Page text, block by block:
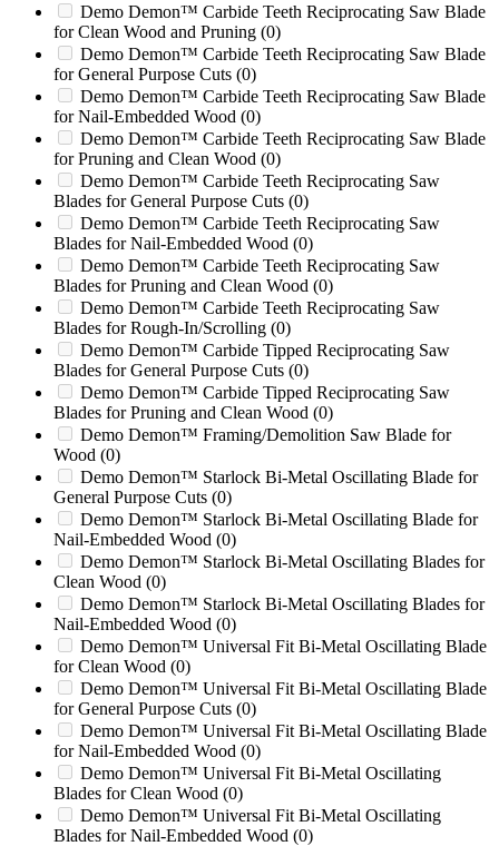
BC1400TX(0)
BC1400XL (0)
BC1500(0)
BC1800(0)
BC1800A(0)
BC1800XL(0)
BC2000(0)
BC2000XL (0)
BEEVER M15R(0)
BEEVER M15RX(0)
Beringer(0)
Blizzard
BT36(0)
BT52 (0)
C(0)
C1756SR(0)
CDF1217(0)
CDH 2442(0)
CDM2442(0)
CG2026SX(0)
CK1418
Columbus Mckinnon(0)
Compound Mark II 8-Page
Conair HD2028 (0)
Conair HD2056(0)
Conair LC28(0)
Conair LC56
Conair MC28
Conair MC56(0)
Continuous Feeder Drive(0)
Cresswood
(0)
CS1756SR(0)
Cumberland 1524(0)
Cumberland 1616(0)
Cumberland 1837(0)
Cumberland 2050(0)
Cumberland 2050 HIGH SHEAR(0)
Cumberland 24(0)
Demo Demon™ Carbide Teeth Reciprocating Saw Blade
for Clean Wood and Pruning (0)
Demo Demon™ Carbide Teeth Reciprocating Saw Blade
for General Purpose Cuts (0)
Demo Demon™ Carbide Teeth Reciprocating Saw Blade
for Nail-Embedded Wood (0)
Demo Demon™ Carbide Teeth Reciprocating Saw Blade
for Pruning and Clean Wood (0)
Demo Demon™ Carbide Teeth Reciprocating Saw
Blades for General Purpose Cuts (0)
Demo Demon™ Carbide Teeth Reciprocating Saw
Blades for Nail-Embedded Wood (0)
Demo Demon™ Carbide Teeth Reciprocating Saw
Blades for Pruning and Clean Wood (0)
Demo Demon™ Carbide Teeth Reciprocating Saw
Blades for Rough-In/Scrolling (0)
Demo Demon™ Carbide Tipped Reciprocating Saw
Blades for General Purpose Cuts (0)
Demo Demon™ Carbide Tipped Reciprocating Saw
Blades for Pruning and Clean Wood (0)
Demo Demon™ Framing/Demolition Saw Blade for
Wood (0)
Demo Demon™ Starlock Bi-Metal Oscillating Blade for
General Purpose Cuts (0)
Demo Demon™ Starlock Bi-Metal Oscillating Blade for
Nail-Embedded Wood (0)
Demo Demon™ Starlock Bi-Metal Oscillating Blades for
Clean Wood (0)
Demo Demon™ Starlock Bi-Metal Oscillating Blades for
Nail-Embedded Wood (0)
Demo Demon™ Universal Fit Bi-Metal Oscillating Blade
for Clean Wood (0)
Demo Demon™ Universal Fit Bi-Metal Oscillating Blade
for General Purpose Cuts (0)
Demo Demon™ Universal Fit Bi-Metal Oscillating Blade
for Nail-Embedded Wood (0)
Demo Demon™ Universal Fit Bi-Metal Oscillating
Blades for Clean Wood (0)
Demo Demon™ Universal Fit Bi-Metal Oscillating
Blades for Nail-Embedded Wood (0)